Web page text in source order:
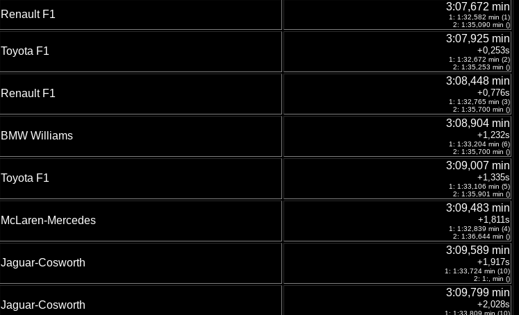
Renault F1
3:07,672 min
1: 1:32,582 min (1)
2: 1:35,090 min ()
Toyota F1
3:07,925 min
+0,253s
1: 1:32,672 min (2)
2: 1:35,253 min ()
Renault F1
3:08,448 min
+0,776s
1: 1:32,765 min (3)
2: 1:35,700 min ()
BMW Williams
3:08,904 min
+1,232s
1: 1:33,204 min (6)
2: 1:35,700 min ()
Toyota F1
3:09,007 min
+1,335s
1: 1:33,106 min (5)
2: 1:35,901 min ()
McLaren-Mercedes
3:09,483 min
+1,811s
1: 1:32,839 min (4)
2: 1:36,644 min ()
Jaguar-Cosworth
3:09,589 min
+1,917s
1: 1:33,724 min (10)
2: 1:, min ()
Jaguar-Cosworth
3:09,799 min
+2,028s